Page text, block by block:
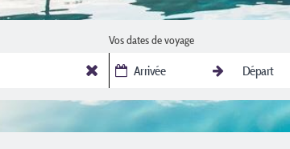
Vos dates de voyage